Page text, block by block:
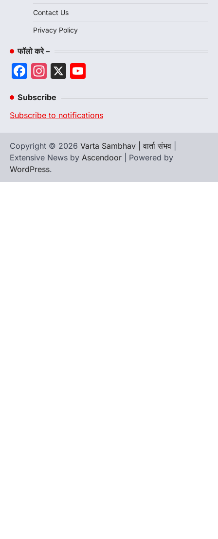
Contact Us
Privacy Policy
फॉलो करे –
Facebook
Instagram
X
Subscribe
Subscribe to notifications
Copyright © 2026 Varta Sambhav | वार्ता संभव
Extensive News by Ascendoor | Powered by
WordPress.